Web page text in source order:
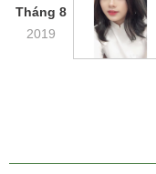
Tháng 8
2019